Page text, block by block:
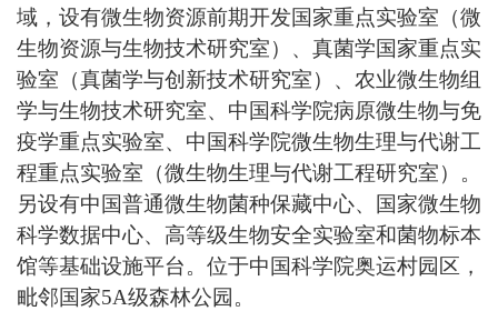
域，设有微生物资源前期开发国家重点实验室（微
生物资源与生物技术研究室）、真菌学国家重点实
验室（真菌学与创新技术研究室）、农业微生物组
学与生物技术研究室、中国科学院病原微生物与免
疫学重点实验室、中国科学院微生物生理与代谢工
程重点实验室（微生物生理与代谢工程研究室）。
另设有中国普通微生物菌种保藏中心、国家微生物
科学数据中心、高等级生物安全实验室和菌物标本
馆等基础设施平台。位于中国科学院奥运村园区，
毗邻国家5A级森林公园。